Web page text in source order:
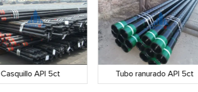
Casquillo API 5ct Tubo ranurado API 5ct